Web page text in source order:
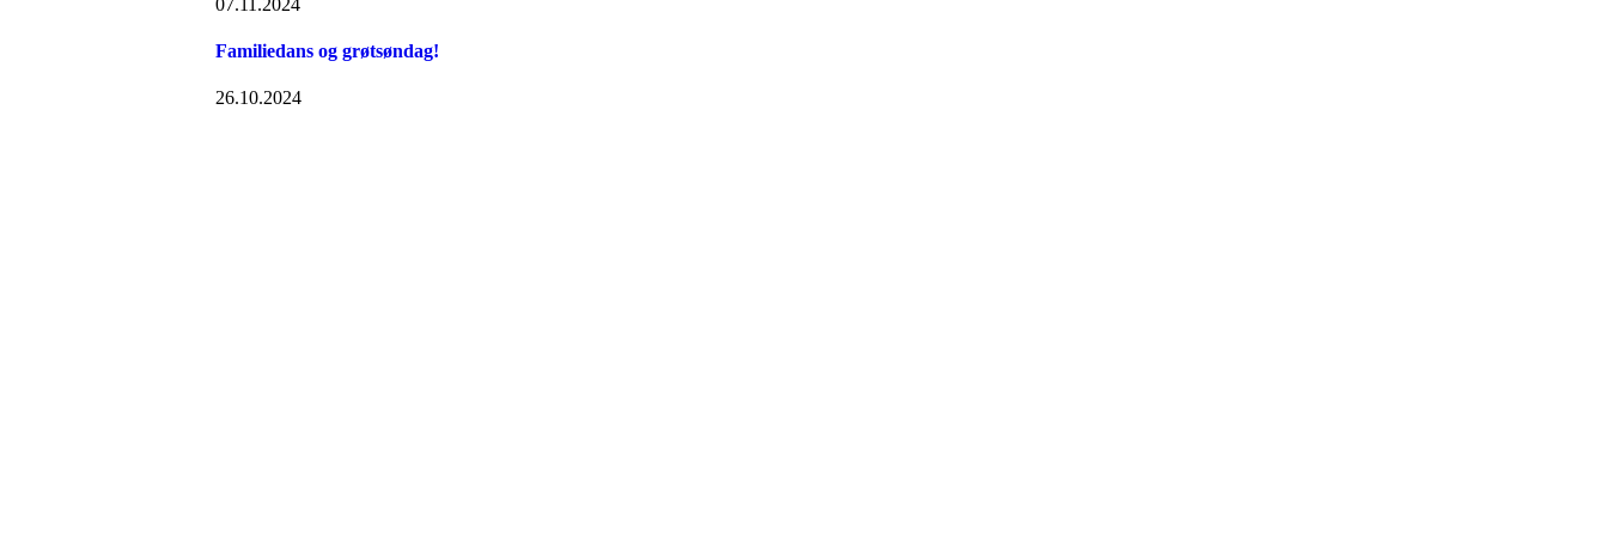
Familiedans og grøtsøndag!
26.10.2024